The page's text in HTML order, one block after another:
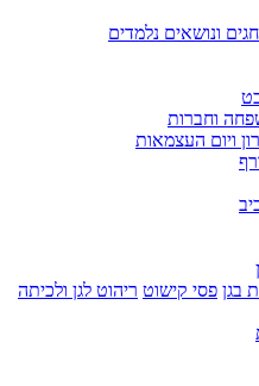
חגים ונושאים נלמדים
וחברות
ויום העצמאות
בגן פסי קישוט ריהוט לגן ולכיתה